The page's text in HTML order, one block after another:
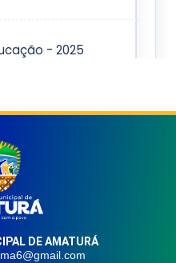
DE AMATURÁ